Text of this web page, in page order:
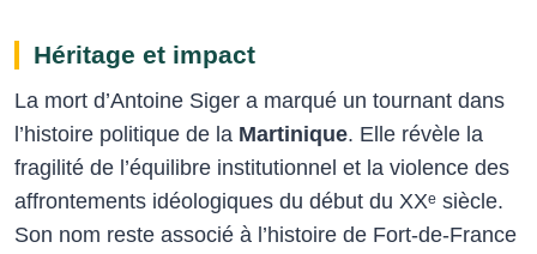
Héritage et impact
La mort d’Antoine Siger a marqué un tournant dans
l’histoire politique de la Martinique. Elle révèle la
fragilité de l’équilibre institutionnel et la violence des
affrontements idéologiques du début du XXᵉ siècle.
Son nom reste associé à l’histoire de Fort-de-France